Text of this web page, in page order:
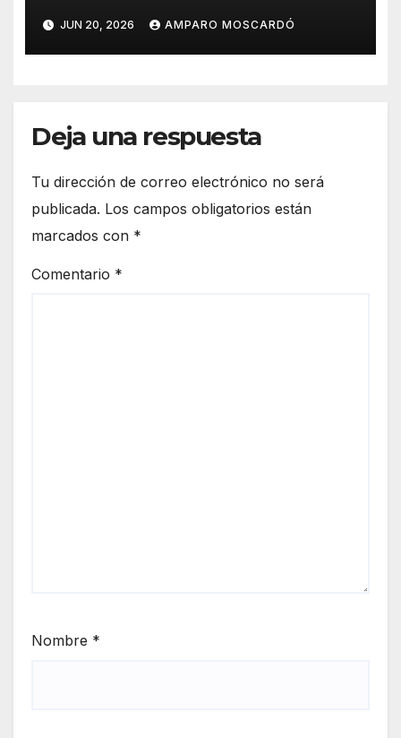
JUN 20, 2026 AMPARO MOSCARDÓ
Deja una respuesta
Tu dirección de correo electrónico no será
publicada. Los campos obligatorios están
marcados con *
Comentario *
Nombre *